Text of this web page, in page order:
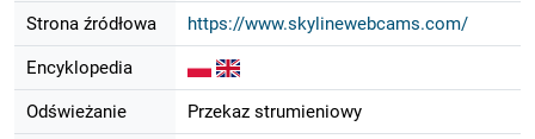
Strona źródłowa https://www.skylinewebcams.com/
Encyklopedia
Odświeżanie Przekaz strumieniowy